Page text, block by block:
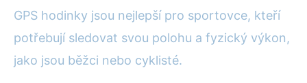
GPS hodinky jsou nejlepší pro sportovce, kteří
potřebují sledovat svou polohu a fyzický výkon,
jako jsou běžci nebo cyklisté.